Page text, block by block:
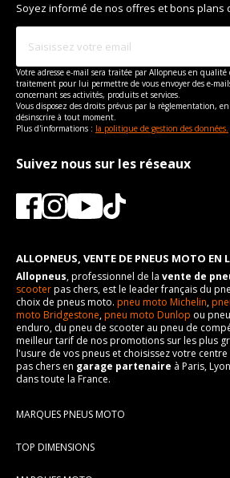
Soyez informé de nos offres et bons plans
Votre adresse e-mail sera traitée par Allopneus en qualité
traitement pour lui permettre de vous envoyer des e-
concernant ses activités, produits et services.
Vous disposez des droits prévus par la règlementation,
désinscrire à tout moment.
Plus d'informations : la politique de gestion des données.
Suivez nous sur les réseaux
ALLOPNEUS, VENTE DE PNEUS MOTO EN
Allopneus, professionnel de la vente de
scooterpas chers, est le leader français du
choix de pneus moto. pneu moto Michelin,
moto Bridgestone,pneu moto Dunlop ou
enduro, du pneu de scooter au pneu de
meilleur tarif de nos promotions sur les plus
l'usure de vos pneus et choisissez votre
pas chers en garage partenaire à Paris,
dans toute la France.
MARQUES PNEUS MOTO
TOP DIMENSIONS